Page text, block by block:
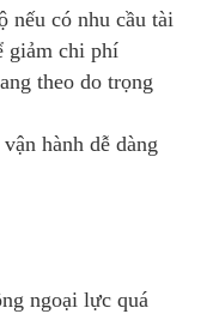
nếu có nhu cầu tài
giảm chi phí
theo do trọng
hành dễ dàng
ngoại lực quá